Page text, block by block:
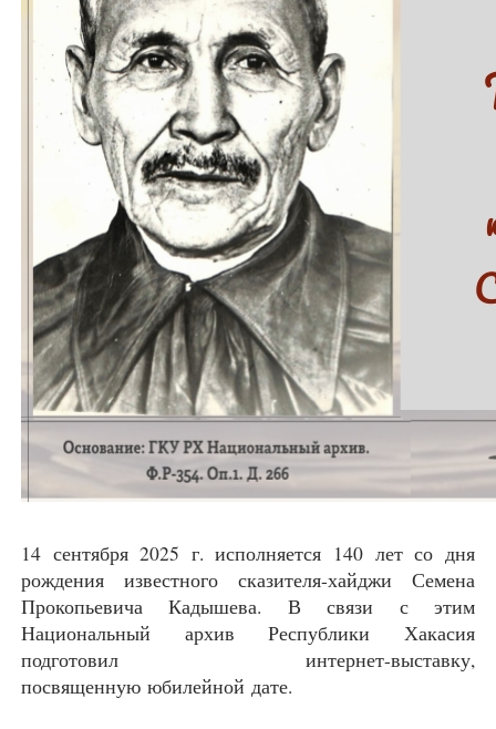
14 сентября 2025 г. исполняется 140 лет со дня
рождения известного сказителя-хайджи Семена
Прокопьевича Кадышева. В связи с этим
Национальный архив Республики Хакасия
подготовил интернет-выставку,
посвященную юбилейной дате.